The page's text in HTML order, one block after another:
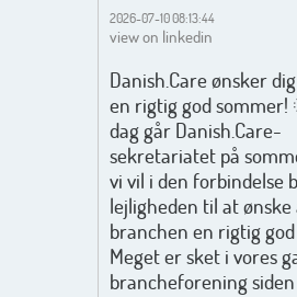
2026-07-10 08:13:44
view on linkedin
Danish.Care ønsker
en rigtig god sommer!
dag går Danish.Care-
sekretariatet på
vi vil i den forbindelse
lejligheden til at ønske
branchen en rigtig
Meget er sket i vores
brancheforening